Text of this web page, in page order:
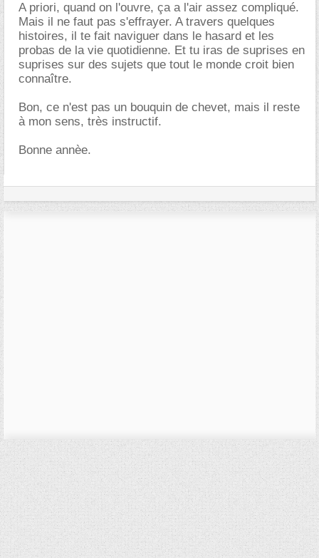
A priori, quand on l'ouvre, ça a l'air assez compliqué.
Mais il ne faut pas s'effrayer. A travers quelques
histoires, il te fait naviguer dans le hasard et les
probas de la vie quotidienne. Et tu iras de suprises en
suprises sur des sujets que tout le monde croit bien
connaître.
Bon, ce n'est pas un bouquin de chevet, mais il reste
à mon sens, très instructif.
Bonne annèe.